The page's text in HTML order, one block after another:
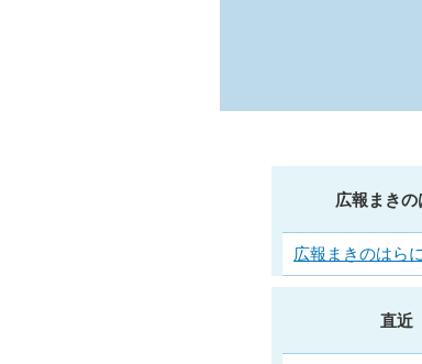
広報まき
広報まきのはら
直近